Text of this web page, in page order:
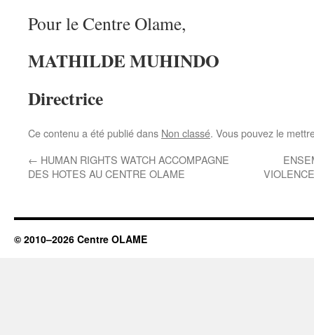
Pour le Centre Olame,
MATHILDE MUHINDO
Directrice
Ce contenu a été publié dans Non classé. Vous pouvez le
← HUMAN RIGHTS WATCH ACCOMPAGNE
DES HOTES AU CENTRE OLAME
© 2010–2026 Centre OLAME